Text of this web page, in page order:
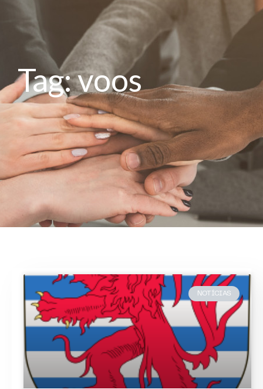
Tag: voos
NOTÍCIAS